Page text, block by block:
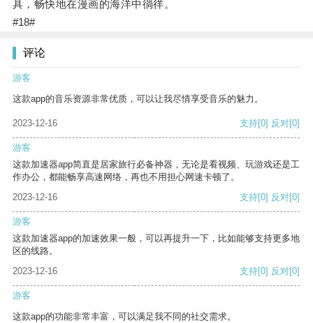
具，畅快地在漫画的海洋中徜徉。
#18#
评论
游客
这款app的音乐资源非常优质，可以让我尽情享受音乐的魅力。
2023-12-16 支持[0] 反对[0]
游客
这款加速器app简直是居家旅行必备神器，无论是看视频、玩游戏还是工
作办公，都能畅享高速网络，再也不用担心网速卡顿了。
2023-12-16
支持[0] 反对[0]
游客
这款加速器app的加速效果一般，可以再提升一下，比如能够支持更多地
区的线路。
2023-12-16
支持[0] 反对[0]
游客
这款app的功能非常丰富，可以满足我不同的社交需求。